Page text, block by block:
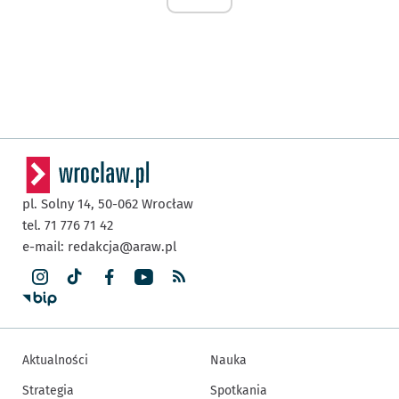
pl. Solny 14, 50-062 Wrocław
tel. 71 776 71 42
e-mail: redakcja@araw.pl
Aktualności
Strategia
Nauka
Spotkania